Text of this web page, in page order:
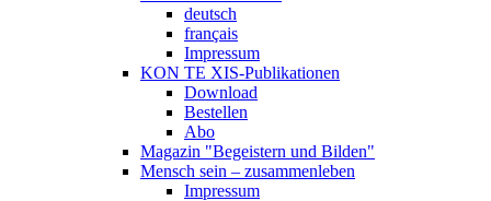
deutsch
français
Impressum
KON TE XIS-Publikationen
Download
Bestellen
Abo
Magazin "Begeistern und Bilden"
Mensch sein – zusammenleben
Impressum